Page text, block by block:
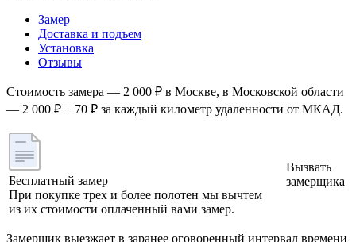
Замер
Доставка и подъем
Установка
Отзывы
Стоимость замера — 2 000 ₽ в Москве, в Московской области
— 2 000 ₽ + 70 ₽ за каждый километр удаленности от МКАД.
Бесплатный замер
При покупке трех и более полотен мы вычтем
из их стоимости оплаченный вами замер.
Вызвать
замерщика
Замерщик выезжает в заранее оговоренный интервал времени